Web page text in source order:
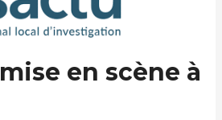
en scène à